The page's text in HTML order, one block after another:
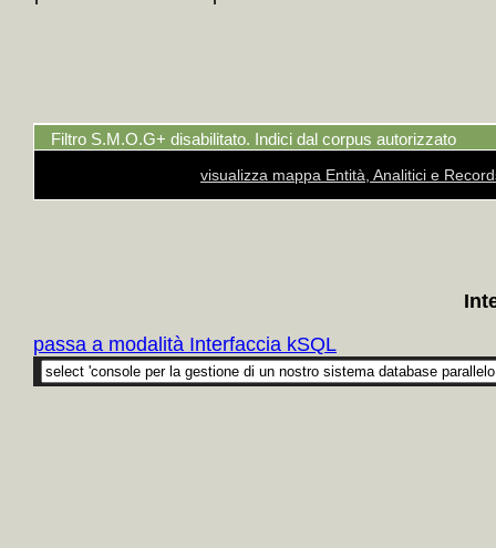
Filtro S.M.O.G+ disabilitato. Indici dal corpus autorizzato
visualizza mappa Entità, Analitici e
passa a modalità Interfaccia kSQL